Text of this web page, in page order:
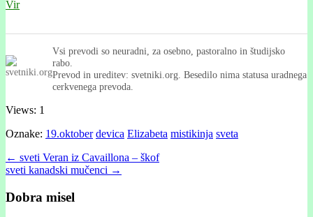
Vir
Vsi prevodi so neuradni, za osebno, pastoralno in študijsko
rabo.
Prevod in ureditev: svetniki.org. Besedilo nima statusa uradnega
cerkvenega prevoda.
Views: 1
Oznake: 19.oktober devica Elizabeta mistikinja sveta
Post
navigation
← sveti Veran iz Cavaillona – škof
sveti kanadski mučenci →
Dobra misel